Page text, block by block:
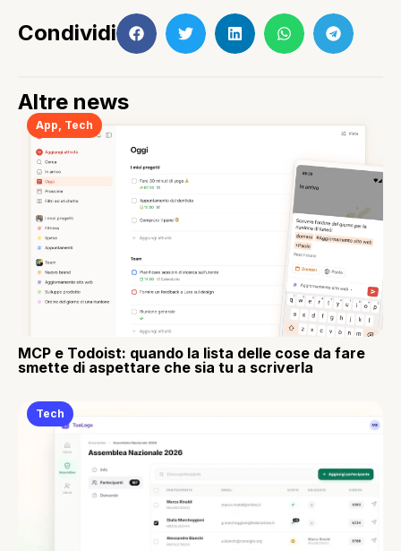
Condividi
Altre news
App Tech
MCP e Todoist: quando la lista delle cose da fare
smette di aspettare che sia tu a scriverla
Tech